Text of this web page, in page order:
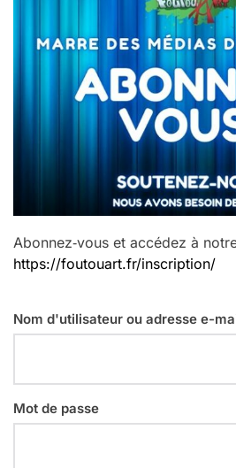
Abonnez‑vous et accédez à
https://foutouart.fr/inscription/
Nom d'utilisateur ou adresse e-
Mot de passe